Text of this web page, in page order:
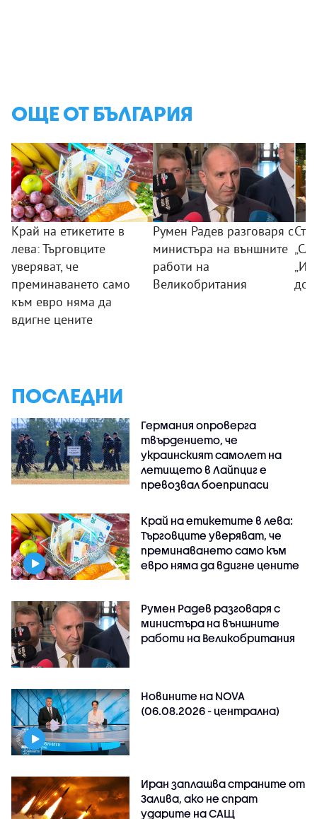
ОЩЕ ОТ БЪЛГАРИЯ
Край на етикетите в
лева: Търговците
уверяват, че
преминаването само
към евро няма да
вдигне цените
Румен Радев разговаря с
министъра на външните
работи на
Великобритания
ПОСЛЕДНИ
Германия опроверга
твърдението, че
украинският самолет на
летището в Лайпциг е
превозвал боеприпаси
Край на етикетите в лева:
Търговците уверяват, че
преминаването само към
евро няма да вдигне цените
Румен Радев разговаря с
министъра на външните
работи на Великобритания
Новините на NOVA
(06.08.2026 - централна)
Иран заплашва страните от
Залива, ако не спрат
ударите на САЩ